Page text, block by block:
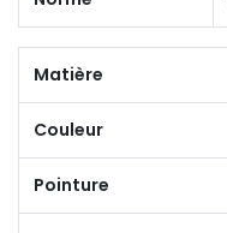
Matière
Couleur
Pointure